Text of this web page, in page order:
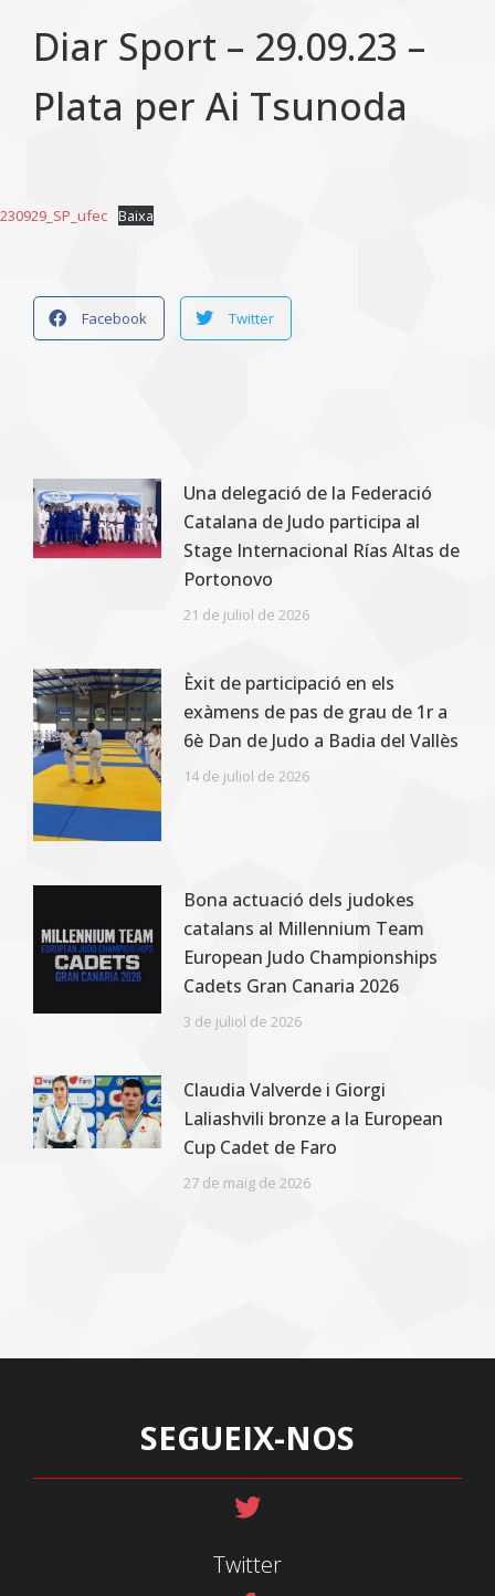
Diar Sport – 29.09.23 –
Plata per Ai Tsunoda
230929_SP_ufec Baixa
Facebook Twitter
Una delegació de la Federació
Catalana de Judo participa al
Stage Internacional Rías Altas de
Portonovo
21 de juliol de 2026
Èxit de participació en els
exàmens de pas de grau de 1r a
6è Dan de Judo a Badia del Vallès
14 de juliol de 2026
Bona actuació dels judokes
catalans al Millennium Team
European Judo Championships
Cadets Gran Canaria 2026
3 de juliol de 2026
Claudia Valverde i Giorgi
Laliashvili bronze a la European
Cup Cadet de Faro
27 de maig de 2026
SEGUEIX-NOS
Twitter